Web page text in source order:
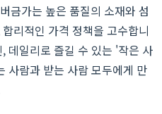
금가는 높은 품질의 소재와 섬
리적인 가격 정책을 고수합니
데일리로 즐길 수 있는 '작은 사
사람과 받는 사람 모두에게 만